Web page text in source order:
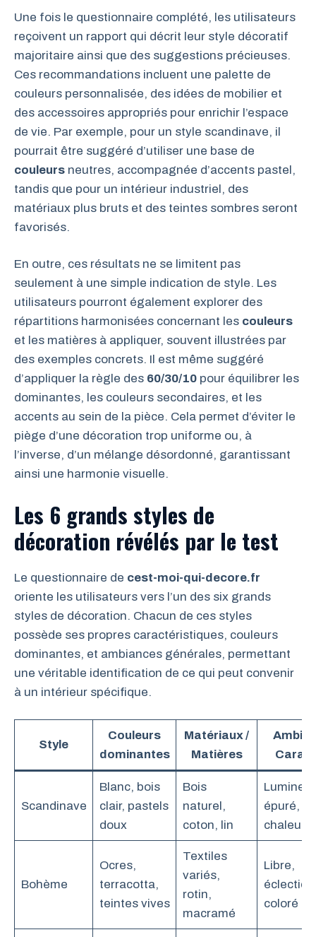
Une fois le questionnaire complété, les utilisateurs
reçoivent un rapport qui décrit leur style décoratif
majoritaire ainsi que des suggestions précieuses.
Ces recommandations incluent une palette de
couleurs personnalisée, des idées de mobilier et
des accessoires appropriés pour enrichir l’espace
de vie. Par exemple, pour un style scandinave, il
pourrait être suggéré d’utiliser une base de
couleurs neutres, accompagnée d’accents pastel,
tandis que pour un intérieur industriel, des
matériaux plus bruts et des teintes sombres seront
favorisés.
En outre, ces résultats ne se limitent pas
seulement à une simple indication de style. Les
utilisateurs pourront également explorer des
répartitions harmonisées concernant les couleurs
et les matières à appliquer, souvent illustrées par
des exemples concrets. Il est même suggéré
d’appliquer la règle des 60/30/10 pour équilibrer les
dominantes, les couleurs secondaires, et les
accents au sein de la pièce. Cela permet d’éviter le
piège d’une décoration trop uniforme ou, à
l’inverse, d’un mélange désordonné, garantissant
ainsi une harmonie visuelle.
Les 6 grands styles de
décoration révélés par le test
Le questionnaire de cest-moi-qui-decore.fr
oriente les utilisateurs vers l’un des six grands
styles de décoration. Chacun de ces styles
possède ses propres caractéristiques, couleurs
dominantes, et ambiances générales, permettant
une véritable identification de ce qui peut convenir
à un intérieur spécifique.
Style
Couleurs
dominantes
Matériaux /
Matières
Scandinave
Blanc, bois
clair, pastels
doux
Bois
naturel,
coton, lin
épuré,
Bohème
Ocres,
terracotta,
teintes vives
Textiles
variés,
rotin,
macramé
Libre,
coloré